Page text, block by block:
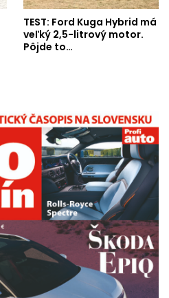
TEST: Ford Kuga Hybrid má
veľký 2,5-litrový motor.
Pôjde to…